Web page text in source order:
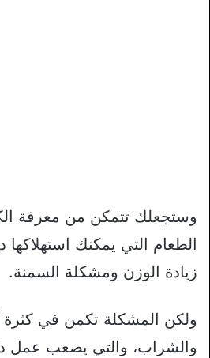
وستجعلك تتمكن من معرفة
الطعام التي يمكنك
زيادة الوزن ومشكلة السمنة.
ولكن المشكلة تكمن في كثرة
والشراب، والتي يصعب عمل